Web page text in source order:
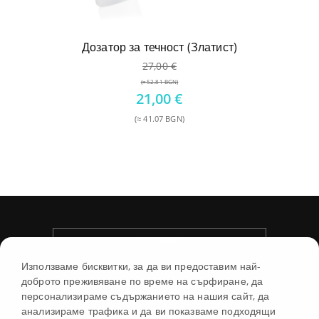
Дозатор за течност (Златист)
27,00€
(≈ 52.81 BGN)
Original
price
was:
21,00€
(≈ 41.07 BGN)
УСЛОВИЯ
МАГАЗИН
Използваме бисквитки, за да ви предоставим най-
доброто преживяване по време на сърфиране, да
персонализираме съдържанието на нашия сайт, да
анализираме трафика и да ви показваме подходящи